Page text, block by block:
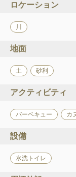
ロケーション
川
地面
土 砂利
アクティビティ
バーベキュー カ
設備
水洗トイレ